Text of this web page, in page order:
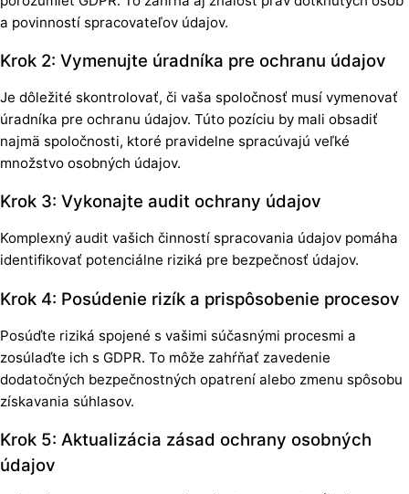
a povinností spracovateľov údajov.
Krok 2: Vymenujte úradníka pre ochranu údajov
Je dôležité skontrolovať, či vaša spoločnosť musí vymenovať
úradníka pre ochranu údajov. Túto pozíciu by mali obsadiť
najmä spoločnosti, ktoré pravidelne spracúvajú veľké
množstvo osobných údajov.
Krok 3: Vykonajte audit ochrany údajov
Komplexný audit vašich činností spracovania údajov pomáha
identifikovať potenciálne riziká pre bezpečnosť údajov.
Krok 4: Posúdenie rizík a prispôsobenie procesov
Posúďte riziká spojené s vašimi súčasnými procesmi a
zosúlaďte ich s GDPR. To môže zahŕňať zavedenie
dodatočných bezpečnostných opatrení alebo zmenu spôsobu
získavania súhlasov.
Krok 5: Aktualizácia zásad ochrany osobných
údajov